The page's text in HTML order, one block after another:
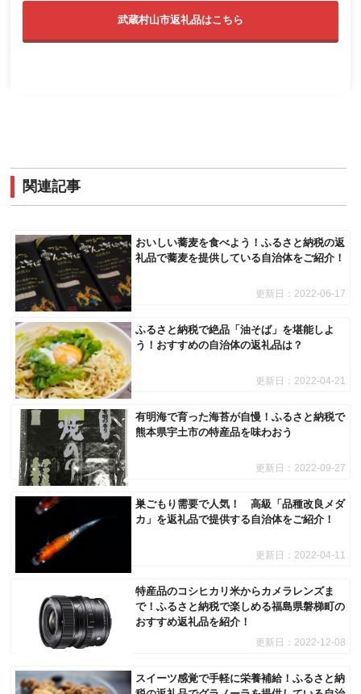
武蔵村山市返礼品はこちら
関連記事
おいしい蕎麦を食べよう！ふるさと納税の返
礼品で蕎麦を提供している自治体をご紹介！
更新日： 2022-06-17
ふるさと納税で絶品「油そば」を堪能しよ
う！おすすめの自治体の返礼品は？
更新日： 2022-04-21
有明海で育った海苔が自慢！ふるさと納税で
熊本県宇土市の特産品を味わおう
更新日： 2022-09-27
巣ごもり需要で人気！ 高級「品種改良メダ
カ」を返礼品で提供する自治体をご紹介！
更新日： 2022-04-11
特産品のコシヒカリ米からカメラレンズま
で！ふるさと納税で楽しめる福島県磐梯町の
おすすめ返礼品を紹介！
更新日： 2022-12-08
スイーツ感覚で手軽に栄養補給！ふるさと納